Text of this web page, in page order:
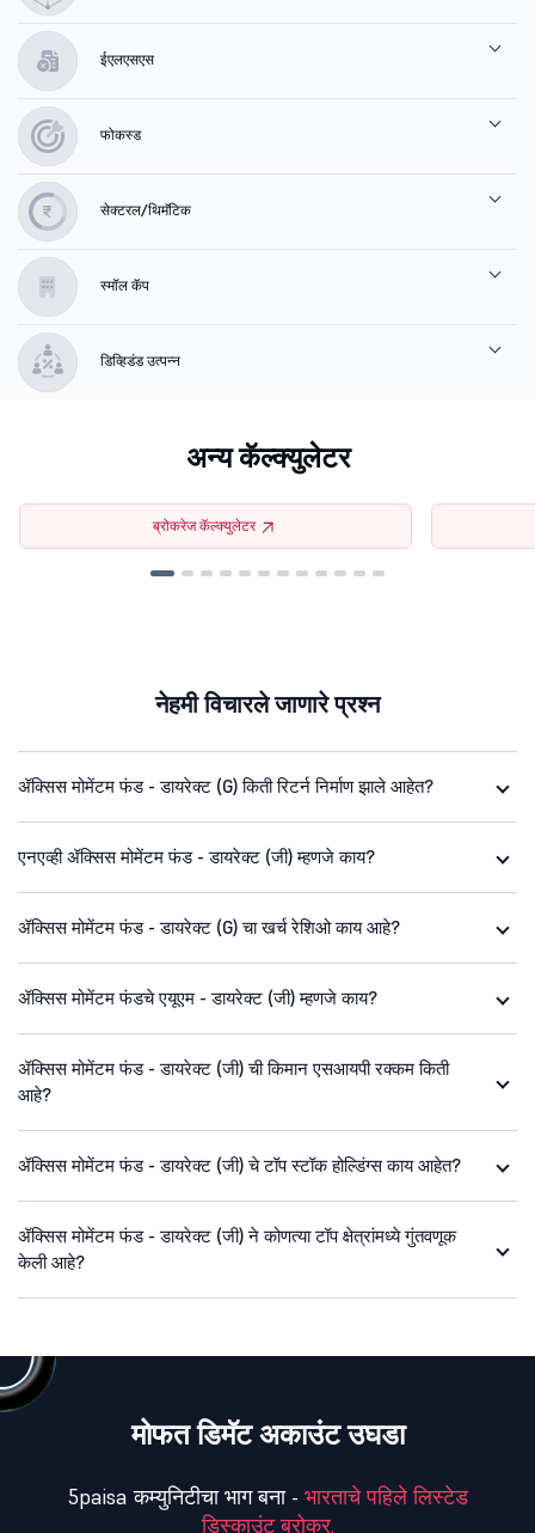
ईएलएसएस
फोकस्ड
सेक्टरल/थिमॅटिक
स्मॉल कॅप
डिव्हिडंड उत्पन्न
अन्य कॅल्क्युलेटर
ब्रोकरेज कॅल्क्युलेटर
नेहमी विचारले जाणारे प्रश्न
ॲक्सिस मोमेंटम फंड - डायरेक्ट (G) किती रिटर्न निर्माण झाले आहेत?
एनएव्ही ॲक्सिस मोमेंटम फंड - डायरेक्ट (जी) म्हणजे काय?
ॲक्सिस मोमेंटम फंड - डायरेक्ट (G) चा खर्च रेशिओ काय आहे?
ॲक्सिस मोमेंटम फंडचे एयूएम - डायरेक्ट (जी) म्हणजे काय?
ॲक्सिस मोमेंटम फंड - डायरेक्ट (जी) ची किमान एसआयपी रक्कम किती
आहे?
ॲक्सिस मोमेंटम फंड - डायरेक्ट (जी) चे टॉप स्टॉक होल्डिंग्स काय आहेत?
ॲक्सिस मोमेंटम फंड - डायरेक्ट (जी) ने कोणत्या टॉप क्षेत्रांमध्ये गुंतवणूक
केली आहे?
मोफत डिमॅट अकाउंट उघडा
5paisa कम्युनिटीचा भाग बना - भारताचे पहिले लिस्टेड
डिस्काउंट ब्रोकर.